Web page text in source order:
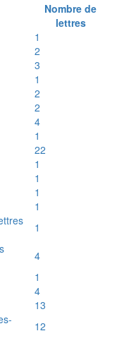
Nombre de
lettres
1
2
3
1
2
2
4
1
22
1
1
1
1
1
4
1
4
13
12